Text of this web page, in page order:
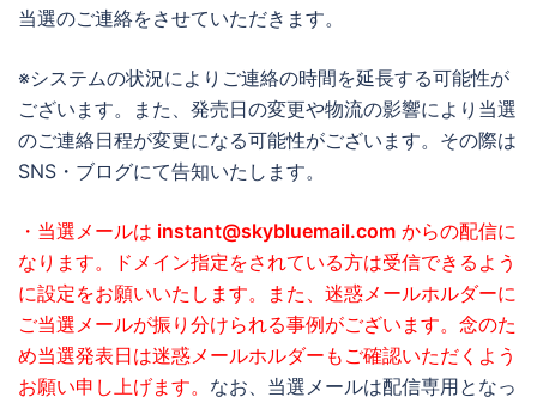
当選のご連絡をさせていただきます。
※システムの状況によりご連絡の時間を延長する可能性が
ございます。また、発売日の変更や物流の影響により当選
のご連絡日程が変更になる可能性がございます。その際は
SNS・ブログにて告知いたします。
・当選メールは instant@skybluemail.com からの配信に
なります。ドメイン指定をされている方は受信できるよう
に設定をお願いいたします。また、迷惑メールホルダーに
ご当選メールが振り分けられる事例がございます。念のた
め当選発表日は迷惑メールホルダーもご確認いただくよう
お願い申し上げます。 なお、当選メールは配信専用となっ